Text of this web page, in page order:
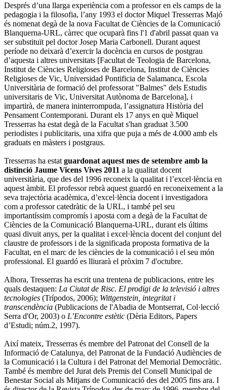
Després d’una llarga experiència com a professor en els camps de la
pedagogia i la filosofia, l’any 1993 el doctor Miquel Tresserras Majó
és nomenat degà de la nova Facultat de Ciències de la Comunicació
Blanquerna-URL, càrrec que ocuparà fins l'1 d'abril passat quan va
ser substituït pel doctor Josep Maria Carbonell. Durant aquest
període no deixarà d’exercir la docència en cursos de postgrau
d’aquesta i altres universitats [Facultat de Teologia de Barcelona,
Institut de Ciències Religioses de Barcelona, Institut de Ciències
Religioses de Vic, Universidad Pontificia de Salamanca, Escola
Universitària de formació del professorat "Balmes" dels Estudis
universitaris de Vic, Universitat Autònoma de Barcelona], i
impartirà, de manera ininterrompuda, l’assignatura Història del
Pensament Contemporani. Durant els 17 anys en què Miquel
Tresserras ha estat degà de la Facultat s'han graduat 3.500
periodistes i publicitaris, una xifra que puja a més de 4.000 amb els
graduats en màsters i postgraus.
Tresserras ha estat guardonat aquest mes de setembre amb la
distinció Jaume Vicens Vives 2011 a la qualitat docent
universitària, que des del 1996 reconeix la qualitat i l’excel·lència en
aquest àmbit. El professor rebrà aquest guardó en reconeixement a la
seva trajectòria acadèmica, d’excel·lència docent i investigadora
com a professor catedràtic de la URL, i també pel seu
importantíssim compromís i aposta com a degà de la Facultat de
Ciències de la Comunicació Blanquerna-URL, durant els últims
quasi divuit anys, per la qualitat i excel·lència docent del conjunt del
claustre de professors i de la significada proposta formativa de la
Facultat, en el marc de les ciències de la comunicació i el seu món
professional. El guardó es lliurarà el pròxim 7 d'octubre.
Alhora, Tresserras ha escrit una trentena de publicacions, entre les
quals destaquen: La Ciutat de Risc. El prodigi de la televisió i altres
tecnologies (Trípodos, 2006); Wittgenstein, integritat i
transcendència (Publicacions de l'Abadia de Montserrat, Col·lecció
Serra d'Or, 2003) o L’Encontre estètic (Dèria Editors, Papers
d’Estudi; núm.2, 1997).
Així mateix, Tresserras és membre del Patronat del Consell de la
Informació de Catalunya, del Patronat de la Fundació Audiències de
la Comunicació i la Cultura i del Patronat del Memorial Democràtic.
També és membre del Jurat dels Premis del Consell Municipal de
Benestar Social als Mitjans de Comunicació des del 2005 fins ara. I